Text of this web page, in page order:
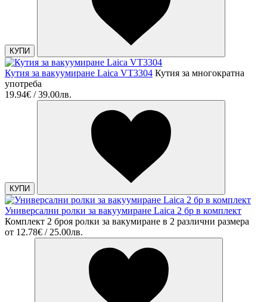
КУПИ
Кутия за вакуумиране Laica VT3304 Кутия за многократна
употреба
19.94€ / 39.00лв.
КУПИ
Универсални ролки за вакуумиране Laica 2 бр в комплект
Комплект 2 броя ролки за вакумиране в 2 различни размера
от 12.78€ / 25.00лв.